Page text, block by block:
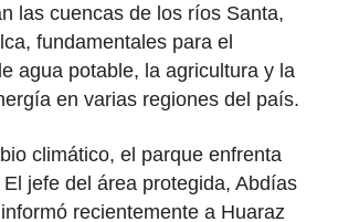
las cuencas de los ríos Santa,
fundamentales para el
agua potable, la agricultura y la
en varias regiones del país.
climático, el parque enfrenta
jefe del área protegida, Abdías
recientemente a Huaraz